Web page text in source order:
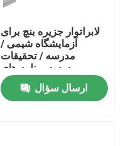
لابراتوار جزیره بنچ برای
آزمایشگاه شیمی /
مدرسه / تحقیقات
موسسه برنامه های
کاربردی
ارسال سؤال